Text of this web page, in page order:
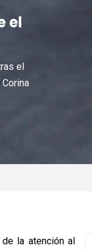
el
el
la atención al